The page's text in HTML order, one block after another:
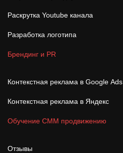
Раскрутка Youtube канала
Разработка логотипа
Брендинг и PR
Контекстная реклама в Google Ads
Контекстная реклама в Яндекс
Обучение СММ продвижению
Отзывы